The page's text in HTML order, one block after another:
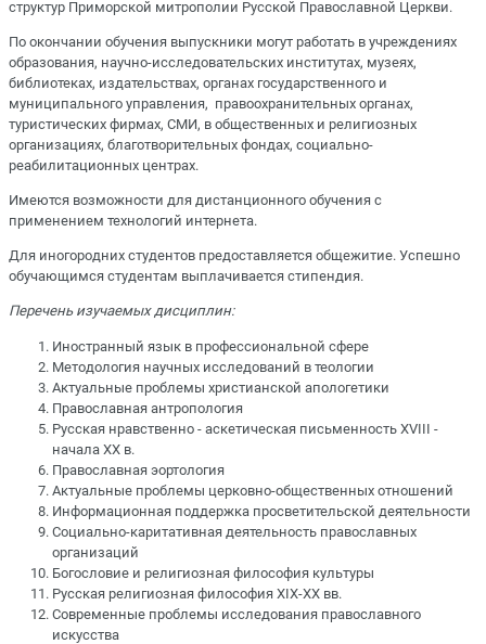
структур Приморской митрополии Русской Православной Церкви.
По окончании обучения выпускники могут работать в учреждениях
образования, научно-исследовательских институтах, музеях,
библиотеках, издательствах, органах государственного и
муниципального управления, правоохранительных органах,
туристических фирмах, СМИ, в общественных и религиозных
организациях, благотворительных фондах, социально-
реабилитационных центрах.
Имеются возможности для дистанционного обучения с
применением технологий интернета.
Для иногородних студентов предоставляется общежитие. Успешно
обучающимся студентам выплачивается стипендия.
Перечень изучаемых дисциплин:
Иностранный язык в профессиональной сфере
Методология научных исследований в теологии
Актуальные проблемы христианской апологетики
Православная антропология
Русская нравственно - аскетическая письменность XVIII -
начала XX в.
Православная эортология
Актуальные проблемы церковно-общественных отношений
Информационная поддержка просветительской деятельности
Социально-каритативная деятельность православных
организаций
Богословие и религиозная философия культуры
Русская религиозная философия XIX-XX вв.
Современные проблемы исследования православного
искусства